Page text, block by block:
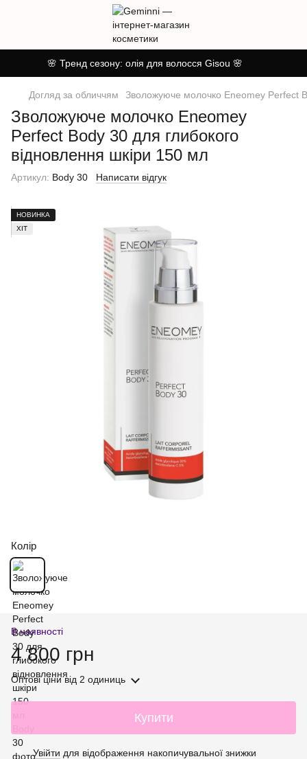
🌸 Тренд сезону: олія для волосся Gisou 🌸
Догляд за обличчям Зволожуюче молочко Eneomey Perfect
Зволожуюче молочко Eneomey
Perfect Body 30 для глибокого
відновлення шкіри 150 мл
Артикул: Body 30 Написати відгук
НОВИНКА
ХІТ
Колір
В наявності
4 800 грн
Оптові цінивід 2 одиниць
Купити
% Увійти для відображення накопичувальної знижки